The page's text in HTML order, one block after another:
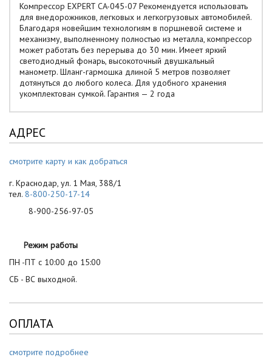
Компрессор EXPERT CA-045-07 Рекомендуется использовать
для внедорожников, легковых и легкогрузовых автомобилей.
Благодаря новейшим технологиям в поршневой системе и
механизму, выполненному полностью из металла, компрессор
может работать без перерыва до 30 мин. Имеет яркий
светодиодный фонарь, высокоточный двушкальный
манометр. Шланг-гармошка длиной 5 метров позволяет
дотянуться до любого колеса. Для удобного хранения
укомплектован сумкой. Гарантия — 2 года
АДРЕС
смотрите карту и как добраться
г. Краснодар, ул. 1 Мая, 388/1
тел. 8-800-250-17-14
8-900-256-97-05
Режим работы
ПН -ПТ с 10:00 до 15:00
СБ - ВС выходной.
ОПЛАТА
смотрите подробнее